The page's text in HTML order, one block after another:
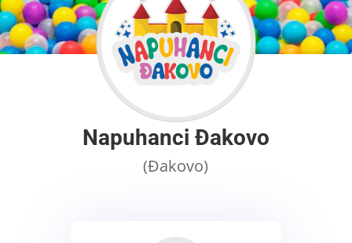
Napuhanci Đakovo
(Đakovo)